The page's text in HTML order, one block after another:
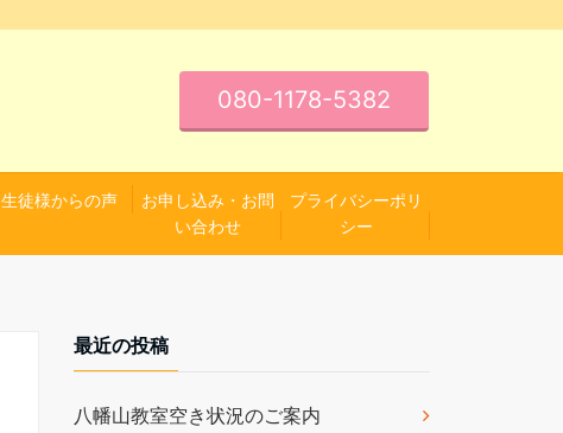
080-1178-5382
生徒様からの声
お申し込み・お問
い合わせ
プライバシーポリ
シー
最近の投稿
八幡山教室空き状況のご案内